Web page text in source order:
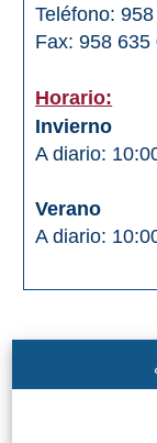
ZONAS
Ardales
Álora
Teléfono:
Fax: 958 635
Horario:
Invierno
A diario:
Verano
A diario: